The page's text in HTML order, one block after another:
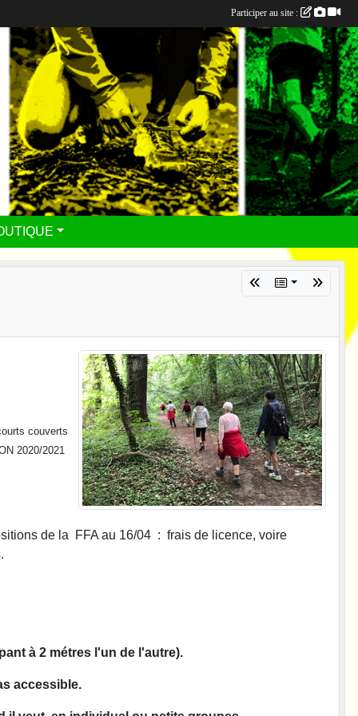
couverts
2020/2021
de la FFA au 16/04 : frais de licence, voire
à 2 métres l'un de l'autre).
accessible.
Participer au site :